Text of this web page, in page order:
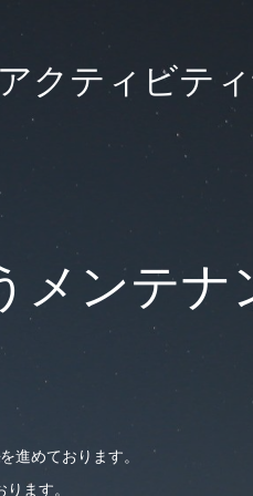
クティビテ
メンテナ
を進めております。
ます。